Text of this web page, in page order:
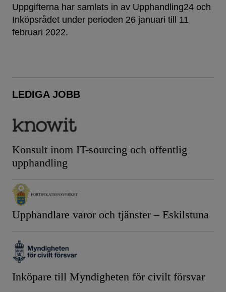
Uppgifterna har samlats in av Upphandling24 och
Inköpsrådet under perioden 26 januari till 11
februari 2022.
LEDIGA JOBB
Konsult inom IT-sourcing och offentlig
upphandling
Upphandlare varor och tjänster – Eskilstuna
Inköpare till Myndigheten för civilt försvar